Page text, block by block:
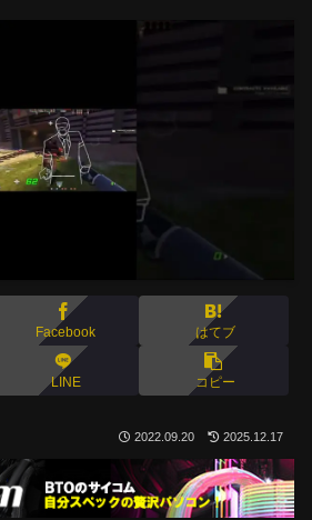
Facebook はてブ
LINE コピー
2022.09.20 2025.12.17